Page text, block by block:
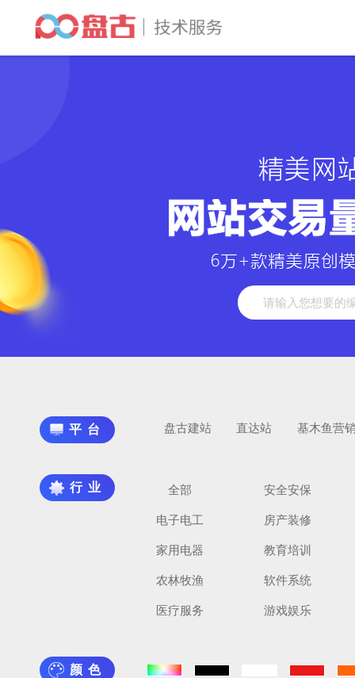
平台 盘古建站 直达站 基木鱼营
行业 全部
安全安保
电子电工
房产装修
家用电器
教育培训
农林牧渔
软件系统
医疗服务
游戏娱乐
颜色